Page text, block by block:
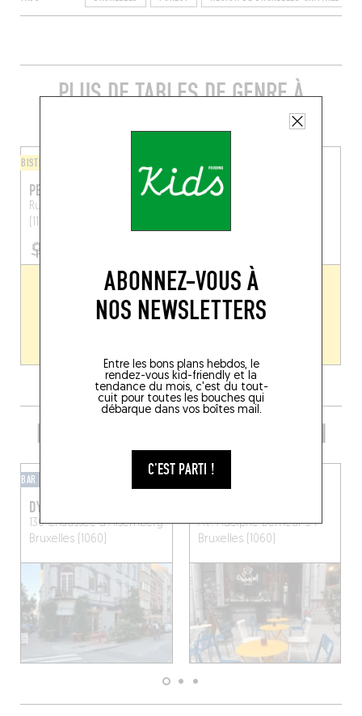
ABONNEZ-VOUS À
NOS NEWSLETTERS
Entre les bons plans hebdos, le
rendez-vous kid-friendly et la
tendance du mois, c'est du tout-
cuit pour toutes les bouches qui
débarque dans vos boîtes mail.
C'EST PARTI !
PLUS DE TABLES DE GENRE À
BISTROT
PERRUCHE
Rue des Alliés 113
CANTINE
FAMILIA
PRENDRE UN VERRE DANS LE COIN
BAR À BIÈRES
DYNAMO - BAR DE SOIF
130 Chaussée d'Alsemberg
Bruxelles (1060)
Av. Adolphe Demeur 34
Bruxelles (1060)